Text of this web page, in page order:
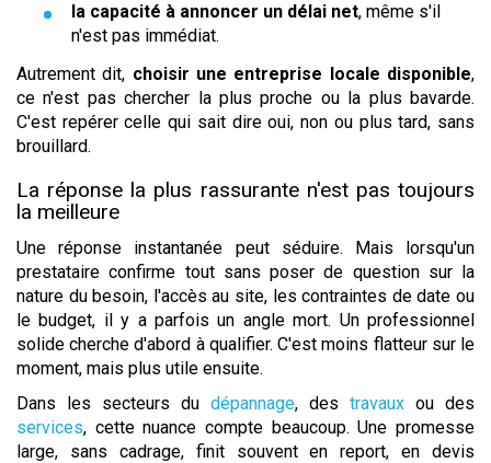
la capacité à annoncer un délai net, même s'il
n'est pas immédiat.
Autrement dit, choisir une entreprise locale disponible,
ce n'est pas chercher la plus proche ou la plus bavarde.
C'est repérer celle qui sait dire oui, non ou plus tard, sans
brouillard.
La réponse la plus rassurante n'est pas toujours
la meilleure
Une réponse instantanée peut séduire. Mais lorsqu'un
prestataire confirme tout sans poser de question sur la
nature du besoin, l'accès au site, les contraintes de date ou
le budget, il y a parfois un angle mort. Un professionnel
solide cherche d'abord à qualifier. C'est moins flatteur sur le
moment, mais plus utile ensuite.
Dans les secteurs du dépannage, des travaux ou des
services, cette nuance compte beaucoup. Une promesse
large, sans cadrage, finit souvent en report, en devis